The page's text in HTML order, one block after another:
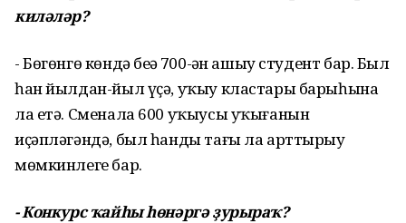
киләләр?
- Бөгөнгө көндә беҙҙә 700-ҙән ашыу студент бар. Был
һан йылдан-йыл үҫә, уҡыу кластары барыһына
ла етә. Сменала 600 уҡыусы уҡығанын
иҫәпләгәндә, был һанды тағы ла арттырыу
мөмкинлеге бар.
- Конкурс ҡайһы һөнәргә ҙурыраҡ?